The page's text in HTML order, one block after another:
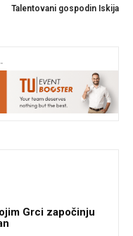
Talentovani gospodin Iskija
Grci započinju